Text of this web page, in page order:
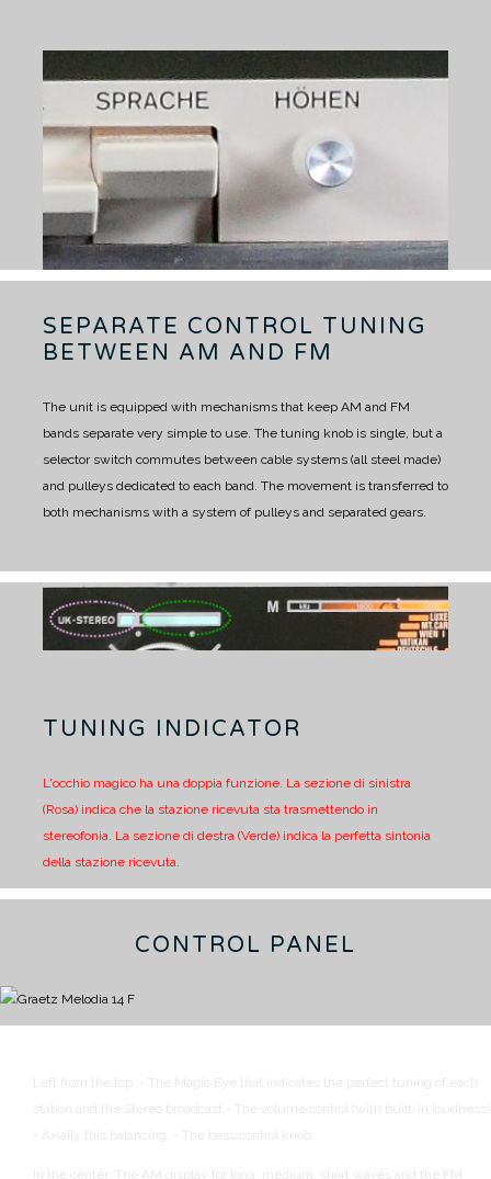
SEPARATE CONTROL TUNING
BETWEEN AM AND FM
The unit is equipped with mechanisms that keep AM and FM
bands separate very simple to use. The tuning knob is single, but a
selector switch commutes between cable systems (all steel made)
and pulleys dedicated to each band. The movement is transferred to
both mechanisms with a system of pulleys and separated gears.
TUNING INDICATOR
L'occhio magico ha una doppia funzione. La sezione di sinistra
(Rosa) indica che la stazione ricevuta sta trasmettendo in
stereofonia. La sezione di destra (Verde) indica la perfetta sintonia
della stazione ricevuta.
CONTROL PANEL
Left from the top:
- The Magic Eye that indicates the perfect tuning of each
station and the Stereo broadcast
- The volume control (with built-in loudness)
- Axially this balancing.
- The bass control knob
In the center:
The AM display for long, medium, short waves and the FM